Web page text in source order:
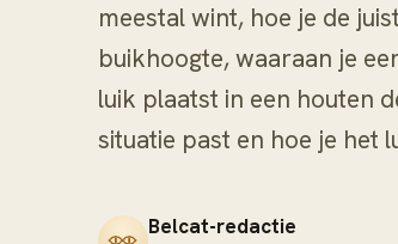
meestal wint, hoe je de
buikhoogte, waaraan je
luik plaatst in een houten
situatie past en hoe je het
Belcat-redactie